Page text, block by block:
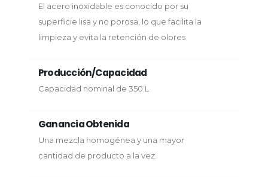
El acero inoxidable es conocido por su
superficie lisa y no porosa, lo que facilita la
limpieza y evita la retención de olores
Producción/Capacidad
Capacidad nominal de 350 L
Ganancia Obtenida
Una mezcla homogénea y una mayor
cantidad de producto a la vez.